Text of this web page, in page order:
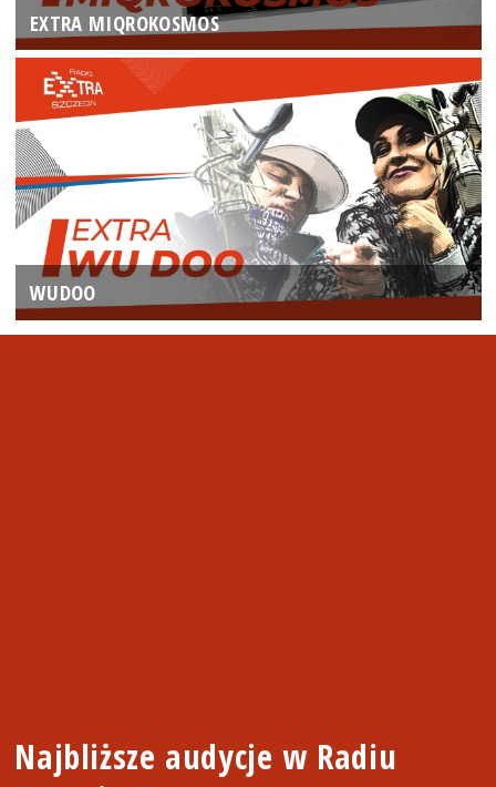
EXTRA MIQROKOSMOS
WUDOO
Najbliższe audycje w Radiu